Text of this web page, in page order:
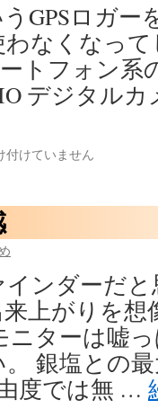
き
は
GPSロガ
なくなっ
トフォン
デジタル
付けていません
ンダーだ
上がりを
ニターは嘘
銀塩との
度では無 …